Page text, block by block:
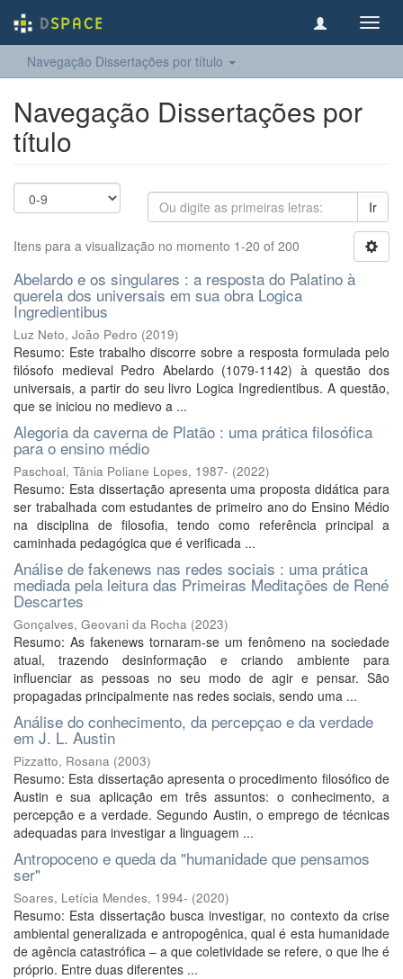
Navegação Dissertações por título
Navegação Dissertações por
título
Ir
Itens para a visualização no momento 1-20 of 200
Abelardo e os singulares : a resposta do Palatino à
querela dos universais em sua obra Logica
Ingredientibus
Luz Neto, João Pedro (2019)
Resumo: Este trabalho discorre sobre a resposta formulada pelo
filósofo medieval Pedro Abelardo (1079-1142) à questão dos
universais, a partir do seu livro Logica Ingredientibus. A questão,
que se iniciou no medievo a ...
Alegoria da caverna de Platão : uma prática filosófica
para o ensino médio
Paschoal, Tânia Poliane Lopes, 1987- (2022)
Resumo: Esta dissertação apresenta uma proposta didática para
ser trabalhada com estudantes de primeiro ano do Ensino Médio
na disciplina de filosofia, tendo como referência principal a
caminhada pedagógica que é verificada ...
Análise de fakenews nas redes sociais : uma prática
mediada pela leitura das Primeiras Meditações de René
Descartes
Gonçalves, Geovani da Rocha (2023)
Resumo: As fakenews tornaram-se um fenômeno na sociedade
atual, trazendo desinformação e criando ambiente para
influenciar as pessoas no seu modo de agir e pensar. São
propagadas principalmente nas redes sociais, sendo uma ...
Análise do conhecimento, da percepçao e da verdade
em J. L. Austin
Pizzatto, Rosana (2003)
Resumo: Esta dissertação apresenta o procedimento filosófico de
Austin e sua aplicação em três assuntos: o conhecimento, a
percepção e a verdade. Segundo Austin, o emprego de técnicas
adequadas para investigar a linguagem ...
Antropoceno e queda da "humanidade que pensamos
ser"
Soares, Letícia Mendes, 1994- (2020)
Resumo: Esta dissertação busca investigar, no contexto da crise
ambiental generalizada e antropogênica, qual é esta humanidade
de agência catastrófica – a que coletividade se refere, o que lhe é
próprio. Entre duas diferentes ...